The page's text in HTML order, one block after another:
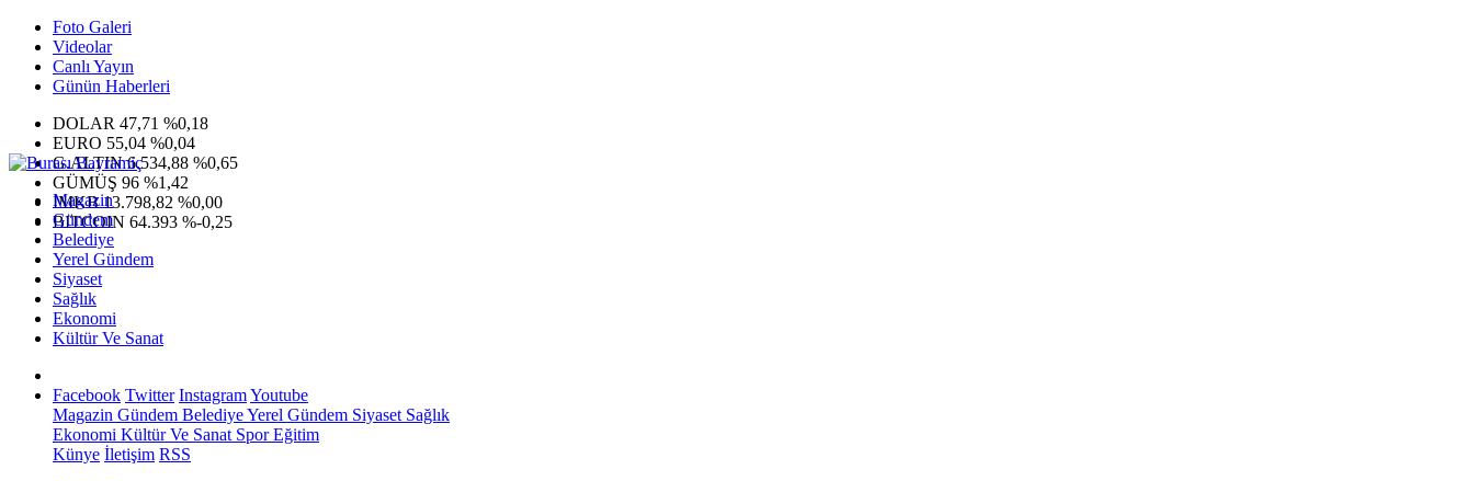
Foto Galeri
Videolar
Canlı Yayın
Günün Haberleri
DOLAR 47,71 %0,18
EURO 55,04 %0,04
G.ALTIN6.534,88 %0,65
GÜMÜŞ 96 %1,42
IMKB13.798,82 %0,00
BITCOIN 64.393 %-0,25
Magazin
Gündem
Belediye
Yerel Gündem
Siyaset
Sağlık
Ekonomi
Kültür Ve Sanat
Facebook Twitter InstagramYoutube
Magazin Gündem BelediyeYerel Gündem Siyaset Sağlık
Ekonomi Kültür Ve Sanat SporEğitim
Künye İletişim RSS